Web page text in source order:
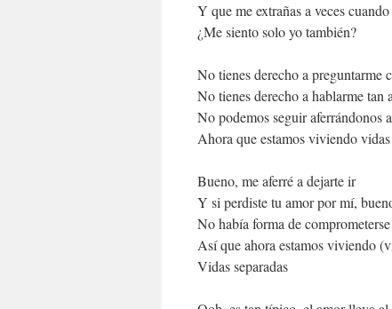
Y que me extrañas a veces
¿Me siento solo yo también?
No tienes derecho a preguntarme
No tienes derecho a hablarme tan
No podemos seguir aferrándonos
Ahora que estamos viviendo vidas
Bueno, me aferré a dejarte ir
Y si perdiste tu amor por mí,
No había forma de comprometerse
Así que ahora estamos viviendo
Vidas separadas